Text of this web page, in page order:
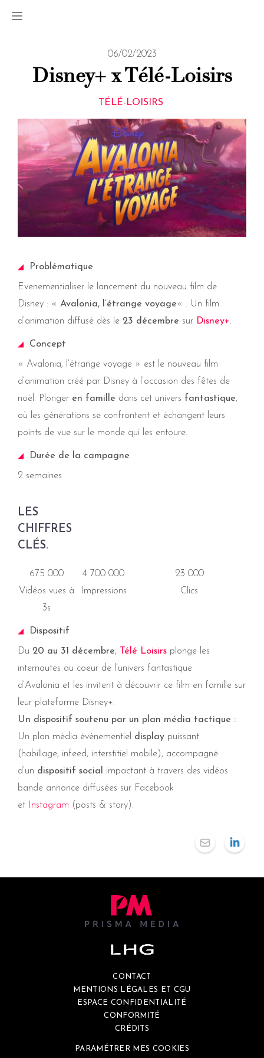
06/02/2023
Disney+ x Télé-Loisirs
TÉLÉ-LOISIRS
Problématique
Evenementialiser le lancement du nouveau film de
Disney : « Avalonia, l’étrange voyage« . Un film
d’animation diffusé dès le 23 décembre sur Disney+.
Concept
« Avalonia, l’étrange voyage » est le nouveau film
d’animation créé par Disney à l’occasion des fêtes de
noël. Plonger en famille dans cet univers fantastique,
où les générations se confrontent et échangent leurs
points de vue sur le monde qui les entoure.
Durée de la campagne
2 semaines
LES
CHIFFRES
CLÉS.
675 000 4 700 000
23 000
Vidéos vues à
3s
Impressions Clics
Dispositif
Du 20 au 31 décembre, Télé Loisirs plonge les
internautes au coeur de l’univers fantastique
d’Avalonia et les invitent à découvrir ce film en famille sur
leur plateforme Disney+.
Un dispositif soutenu par un plan média tactique :
Un plan média événementiel display puissant
(habillage, infeed, interstitiel mobile), accompagné
d’un dispositif social
impactant à travers des vidéos
bande annonce diffusées sur Facebook
et
Instagram (posts & story).
CONTACT
MENTIONS LÉGALES ET CGU
ESPACE CONFIDENTIALITÉ
CONFORMITÉ
CRÉDITS
PARAMÉTRER MES COOKIES